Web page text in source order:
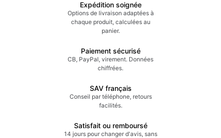
Expédition soignée
Options de livraison adaptées à
chaque produit, calculées au
panier.
Paiement sécurisé
CB, PayPal, virement. Données
chiffrées.
SAV français
Conseil par téléphone, retours
facilités.
Satisfait ou remboursé
14 jours pour changer d'avis, sans